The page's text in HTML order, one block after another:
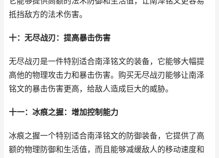
抵挡敌方的法术伤害。
十：无尽战刃：提高暴击伤害
无尽战刃是一件特别适合南泽铭文的装备，它能够大幅提
高他的物理攻击力和暴击伤害。购买无尽战刃能够让南泽
铭文的暴击伤害更高，给敌人造成巨大的威胁。
十一：冰痕之握：增加控制能力
冰痕之握一个特别适合南泽铭文的防御装备，它提供了高
额的物理防御和生活值，而且能够减缓敌人的移动速度和